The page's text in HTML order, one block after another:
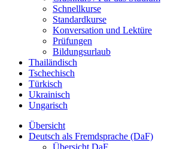
Schnellkurse
Standardkurse
Konversation und Lektüre
Prüfungen
Bildungsurlaub
Thailändisch
Tschechisch
Türkisch
Ukrainisch
Ungarisch
Übersicht
Deutsch als Fremdsprache (DaF)
Übersicht DaF